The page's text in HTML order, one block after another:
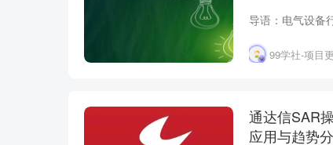
99学社-项目
通达信SAR
应用与趋势